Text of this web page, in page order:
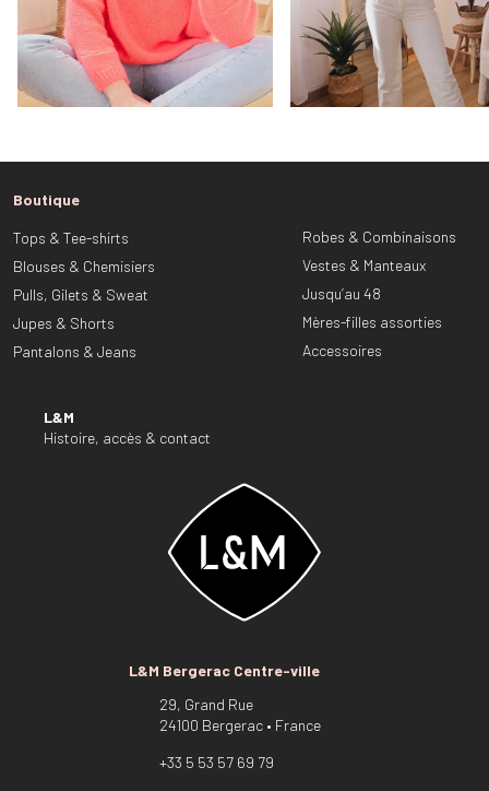
Boutique
Tops & Tee-shirts
Blouses & Chemisiers
Pulls, Gilets & Sweat
Jupes & Shorts
Pantalons & Jeans
L&M
Histoire, accès & contact
Robes & Combinaisons
Vestes & Manteaux
Jusqu’au 48
Mères-filles assorties
Accessoires
L&M Bergerac Centre-ville
29, Grand Rue
24100 Bergerac • France
+33 5 53 57 69 79